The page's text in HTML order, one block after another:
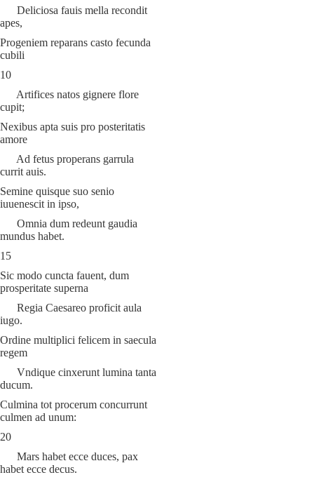
Deliciosa fauis mella recondit
apes,
Progeniem reparans casto fecunda
cubili
10
Artifices natos gignere flore
cupit;
Nexibus apta suis pro posteritatis
amore
Ad fetus properans garrula
currit auis.
Semine quisque suo senio
iuuenescit in ipso,
Omnia dum redeunt gaudia
mundus habet.
15
Sic modo cuncta fauent, dum
prosperitate superna
Regia Caesareo proficit aula
iugo.
Ordine multiplici felicem in saecula
regem
Vndique cinxerunt lumina tanta
ducum.
Culmina tot procerum concurrunt
culmen ad unum:
20
Mars habet ecce duces, pax
habet ecce decus.